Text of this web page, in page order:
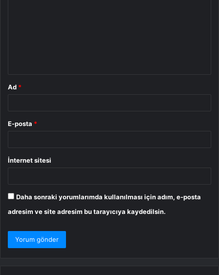
Ad *
E-posta *
İnternet sitesi
Daha sonraki yorumlarımda kullanılması için adım, e-posta
adresim ve site adresim bu tarayıcıya kaydedilsin.